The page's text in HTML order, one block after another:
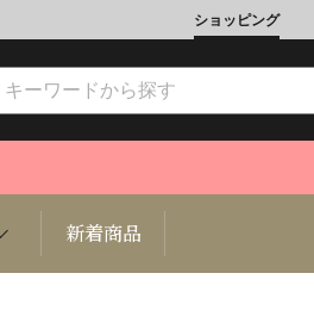
ショッピング
新着商品